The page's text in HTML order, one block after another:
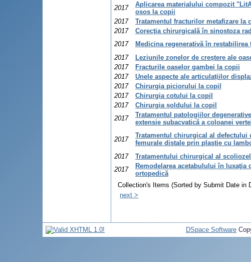
2017
Aplicarea materialului compozit
osos la copii
2017
Tratamentul fracturilor metafizare la
2017
Corecţia chirurgicală în sinostoza
2017
Medicina regenerativă în
2017
Leziunile zonelor de creștere ale
2017
Fracturile oaselor gambei la copii
2017
Unele aspecte ale articulațiilor
2017
Chirurgia piciorului la copil
2017
Chirurgia cotului la copil
2017
Сhirurgia șoldului la copil
2017
Tratamentul patologiilor
extensie subacvatică a coloanei
2017
Tratamentul chirurgical al
femurale distale prin plastie cu
2017
Tratamentului chirurgical al
2017
Remodelarea acetabulului în luxaţia
ortopedică
Collection's Items (Sorted by Submit Date in
next >
DSpace Software